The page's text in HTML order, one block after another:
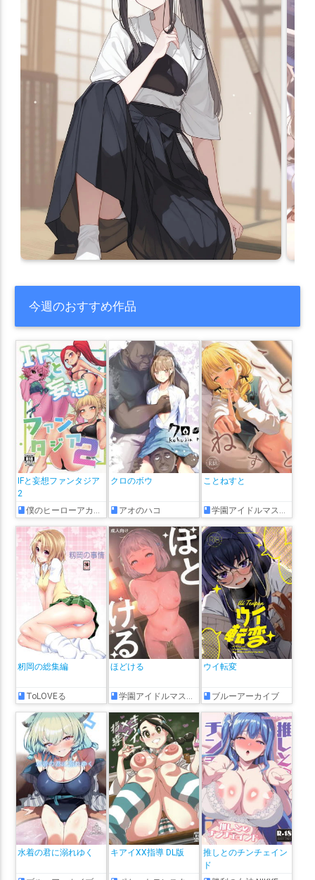
今週のおすすめ作品
IFと妄想ファンタジア
2
僕のヒーローアカデミア
クロのボウ
アオのハコ
ことねすと
学園アイドルマスター
籾岡の総集編
ToLOVEる
ほどける
学園アイドルマスター
ウイ転変
ブルーアーカイブ
水着の君に溺れゆく キアイXX指導 DL版
推しとのチンチェイン
ド